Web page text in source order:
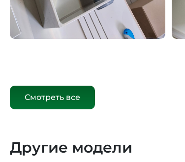
Смотреть все
Другие модели